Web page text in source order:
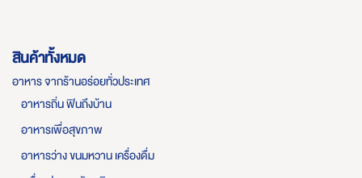
สินค้าทั้งหมด
อาหาร จากร้านอร่อยทั่วประเทศ
อาหารถิ่น ฟินถึงบ้าน
อาหารเพื่อสุขภาพ
อาหารว่าง ขนมหวาน เครื่องดื่ม